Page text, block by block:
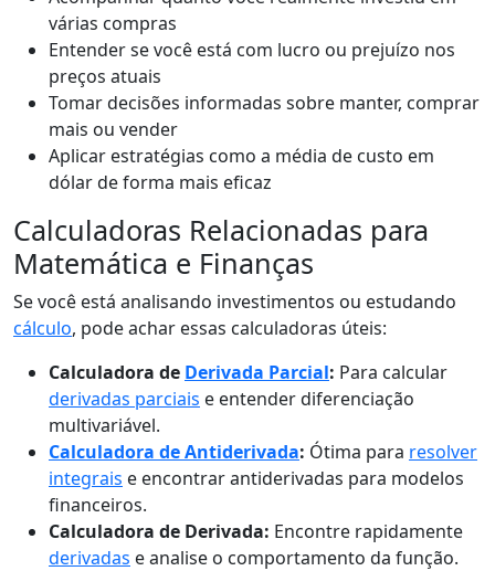
várias compras
Entender se você está com lucro ou prejuízo nos
preços atuais
Tomar decisões informadas sobre manter, comprar
mais ou vender
Aplicar estratégias como a média de custo em
dólar de forma mais eficaz
Calculadoras Relacionadas para
Matemática e Finanças
Se você está analisando investimentos ou estudando
cálculo, pode achar essas calculadoras úteis:
Calculadora de Derivada Parcial: Para calcular
derivadas parciais e entender diferenciação
multivariável.
Calculadora de Antiderivada: Ótima para resolver
integrais e encontrar antiderivadas para modelos
financeiros.
Calculadora de Derivada: Encontre rapidamente
derivadas e analise o comportamento da função.